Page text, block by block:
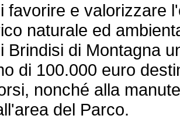
favorire e valorizzare
naturale ed
Brindisi di Montagna
di 100.000 euro
nonché alla
del Parco.